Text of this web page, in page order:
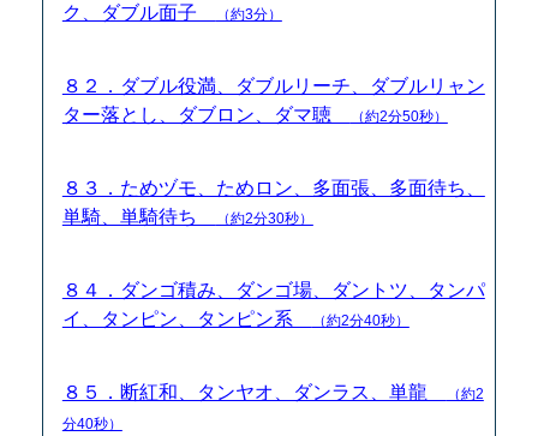
ク、ダブル面子
（約3分）
８２．ダブル役満、ダブルリーチ、ダブルリャン
ター落とし、ダブロン、ダマ聴
（約2分50秒）
８３．ためヅモ、ためロン、多面張、多面待ち、
単騎、単騎待ち
（約2分30秒）
８４．ダンゴ積み、ダンゴ場、ダントツ、タンパ
イ、タンピン、タンピン系
（約2分40秒）
８５．断紅和、タンヤオ、ダンラス、単龍
（約2
分40秒）